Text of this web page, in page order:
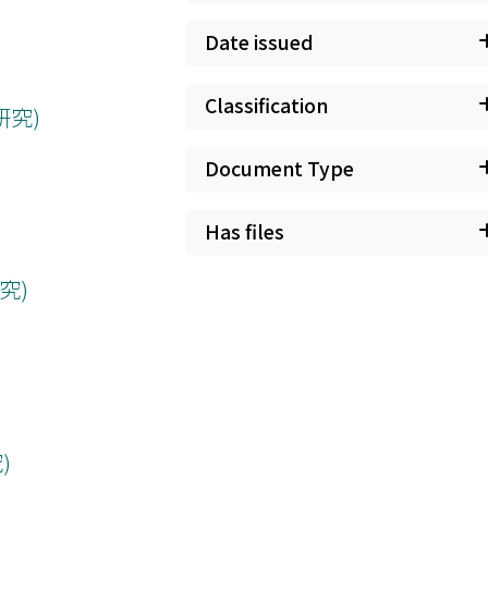
究)
)
Date issued
Classification
Document Type
Has files